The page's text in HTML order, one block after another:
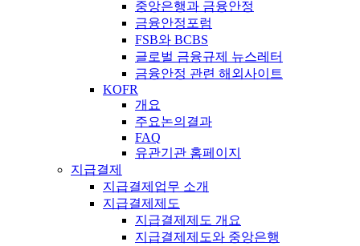
중앙은행과 금융안정
금융안정포럼
FSB와 BCBS
글로벌 금융규제 뉴스레터
금융안정 관련 해외사이트
KOFR
개요
주요논의결과
FAQ
유관기관 홈페이지
지급결제
지급결제업무 소개
지급결제제도
지급결제제도 개요
지급결제제도와 중앙은행